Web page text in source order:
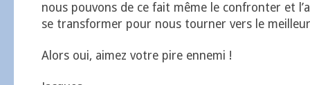
nous pouvons de ce fait même le confronter et
se transformer pour nous tourner vers le
Alors oui, aimez votre pire ennemi !